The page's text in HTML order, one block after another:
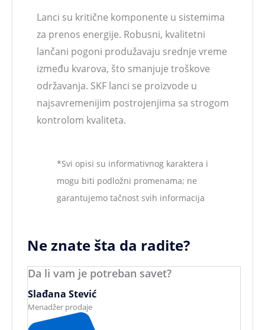
Lanci su kritične komponente u sistemima
za prenos energije. Robusni, kvalitetni
lančani pogoni produžavaju srednje vreme
između kvarova, što smanjuje troškove
održavanja. SKF lanci se proizvode u
najsavremenijim postrojenjima sa strogom
kontrolom kvaliteta.
*Svi opisi su informativnog karaktera i
mogu biti podložni promenama; ne
garantujemo tačnost svih informacija
Ne znate šta da radite?
Da li vam je potreban savet?
Slađana Stević
Menadžer prodaje